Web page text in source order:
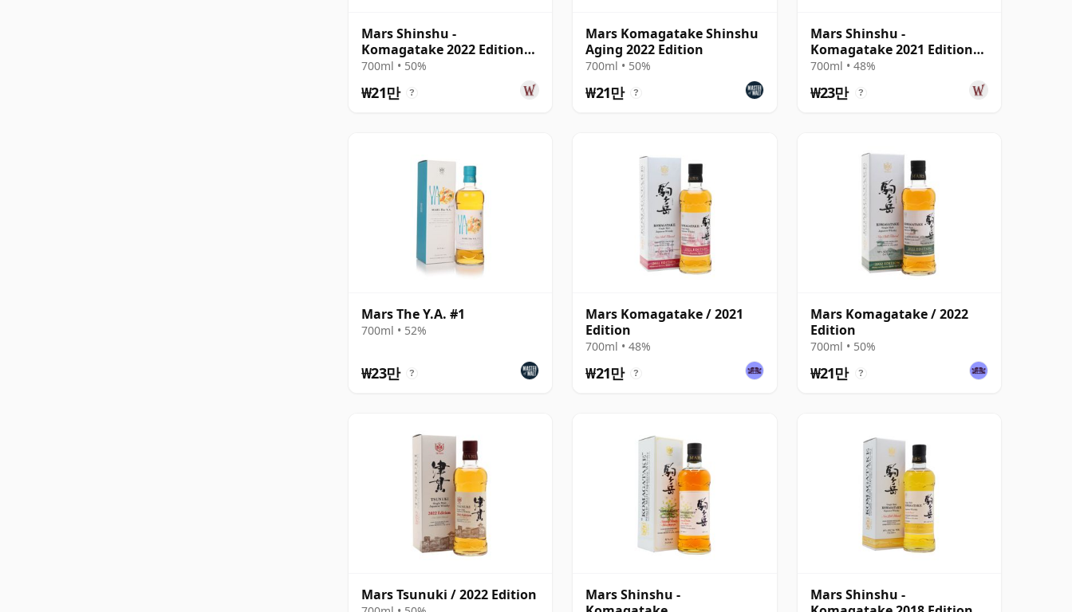
Mars Shinshu -
Komagatake 2022 Edition
Single Malt Japa
700ml • 50%
₩21만 ?
Mars Komagatake Shinshu
Aging 2022 Edition
700ml • 50%
₩21만 ?
Mars Shinshu -
Komagatake 2021 Edition
Single Malt Japa
700ml • 48%
₩23만 ?
Mars The Y.A. #1
700ml • 52%
₩23만 ?
Mars Komagatake / 2021
Edition
700ml • 48%
₩21만 ?
Mars Komagatake / 2022
Edition
700ml • 50%
₩21만 ?
Mars Tsunuki / 2022 Edition
Mars Shinshu -
Mars Shinshu -